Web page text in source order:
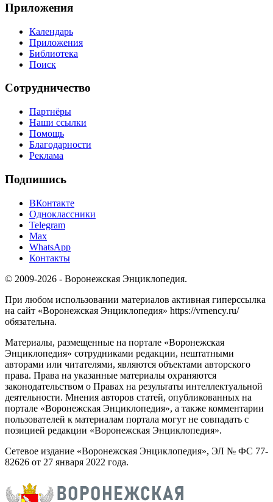
Приложения
Календарь
Приложения
Библиотека
Поиск
Сотрудничество
Партнёры
Наши ссылки
Помощь
Благодарности
Реклама
Подпишись
ВКонтакте
Одноклассники
Telegram
Max
WhatsApp
Контакты
© 2009-2026 - Воронежская Энциклопедия.
При любом использовании материалов активная гиперссылка
на сайт «Воронежская Энциклопедия» https://vrnency.ru/
обязательна.
Материалы, размещенные на портале «Воронежская
Энциклопедия» сотрудниками редакции, нештатными
авторами или читателями, являются объектами авторского
права. Права на указанные материалы охраняются
законодательством о Правах на результаты интеллектуальной
деятельности. Мнения авторов статей, опубликованных на
портале «Воронежская Энциклопедия», а также комментарии
пользователей к материалам портала могут не совпадать с
позицией редакции «Воронежская Энциклопедия».
Сетевое издание «Воронежская Энциклопедия», ЭЛ № ФС 77-
82626 от 27 января 2022 года.